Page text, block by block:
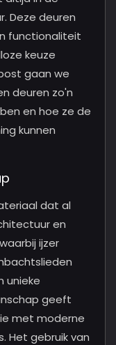
Deze deuren
functionaliteit
keuze
gaan we
deuren zo'n
en hoe ze de
kunnen
dat al
en
ijzer
unieke
geeft
met moderne
Het gebruik van